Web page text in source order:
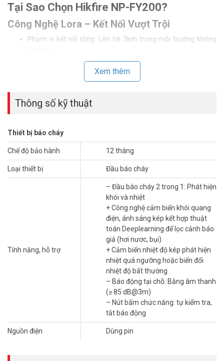
Tại Sao Chọn Hikfire NP-FY200?
Công Nghệ Lora – Kết Nối Vượt Trội
Phạm vi kết nối rộng: Lên tới 3km trong môi trường không
Độ ổn định cao: Đảm bảo tín hiệu báo động chính xác, không
Khả năng chống nhiễu: Vượt trội so với các công nghệ truyền
Tính Năng 2 Trong 1 Đột Phá
Đầu báo khói: Cảnh báo sớm nguy cơ cháy từ khói
Độ nhạy cao: Phát hiện ngay từ giai đoạn sớm nhất của đám
Ứng Dụng Thực Tế
Văn phòng: Bảo vệ trang thiết bị và nhân viên
Nhà xưởng: Giám sát các khu vực có nguy cơ cháy cao
Gia đình: An tâm bảo vệ người thân
Hikfire NP-FY200 không chỉ là một thiết bị báo cháy, mà còn là một
giải pháp toàn diện bảo vệ tính mạng và tài sản. Công nghệ Lora 2
trong 1 mang đến sự an tâm tối đa với chi phí tối ưu. Liên hệ ngay
Vũ Hoàng Telecom để được tư vấn miễn phí và đặt hàng giá tốt
Thông số kỹ thuật đầu báo cháy Lora 2
trong 1 Hikfire NP-FY200
– Đầu báo cháy 2 trong 1: Phát hiện khói và nhiệt
Xem thêm
Thông số kỹ thuật
Thiết bị báo cháy
Chế độ bảo hành 12 tháng
Loại thiết bị Đầu báo cháy
Tính năng, hỗ trợ
– Đầu báo cháy 2 trong 1: Phát hiện
khói và nhiệt
+ Công nghệ cảm biến khói quang
điện, ánh sáng kép kết hợp thuật
toán Deeplearning để lọc cảnh báo
giả (hơi nươc, bụi)
+ Cảm biến nhiệt độ kép phát hiện
nhiệt quá ngưỡng hoặc biến đổi
nhiệt độ bất thường
– Báo động tại chỗ: Bằng âm thanh
(≥ 85 dB@3m)
– Nút bấm chức năng: tự kiểm tra,
tắt báo động
Nguồn điện Dùng pin